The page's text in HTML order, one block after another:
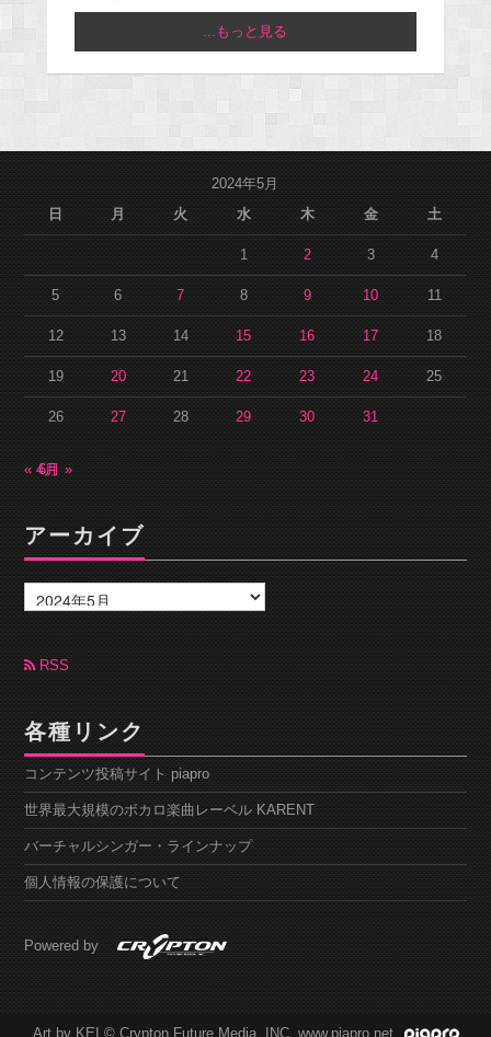
...もっと見る
2024年5月
日
月 火 水 木 金 土
1 2 3 4
5 6 7 8 9 10 11
12 13 14 15 16 17 18
19 20 21 22 23 24 25
26 27 28 29 30 31
« 4月6月 »
アーカイブ
ー
カ
ブ RSS
各種リンク
コンテンツ投稿サイト piapro
世界最大規模のボカロ楽曲レーベル KARENT
バーチャルシンガー・ラインナップ
個人情報の保護について
Powered by